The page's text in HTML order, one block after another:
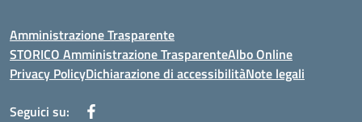
Amministrazione Trasparente
STORICO Amministrazione TrasparenteAlbo Online
Privacy PolicyDichiarazione di accessibilitàNote legali
Seguici su: